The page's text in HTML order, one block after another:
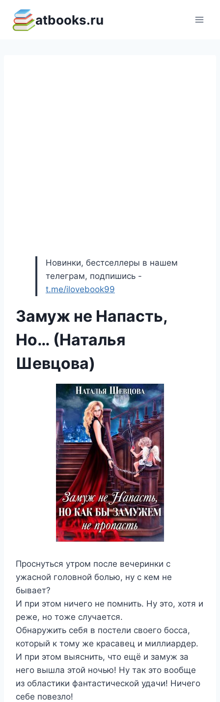
содержимому
atbooks.ru
Новинки, бестселлеры в нашем
телеграм, подпишись -
t.me/ilovebook99
Замуж не Напасть,
Но… (Наталья
Шевцова)
Проснуться утром после вечеринки с
ужасной головной болью, ну с кем не
бывает?
И при этом ничего не помнить. Ну это, хотя и
реже, но тоже случается.
Обнаружить себя в постели своего босса,
который к тому же красавец и миллиардер.
И при этом выяснить, что ещё и замуж за
него вышла этой ночью! Ну так это вообще
из областики фантастической удачи! Ничего
себе повезло!